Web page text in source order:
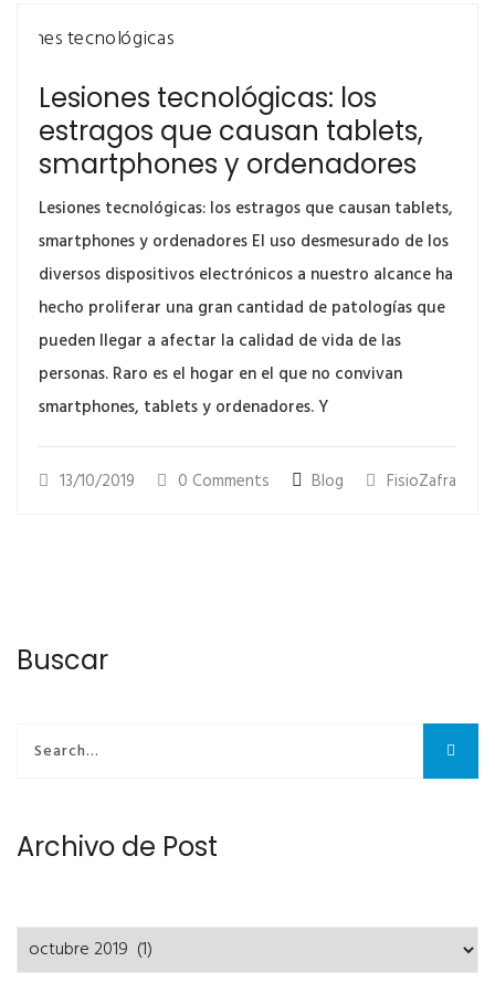
Lesiones tecnológicas: los
estragos que causan tablets,
smartphones y ordenadores
Lesiones tecnológicas: los estragos que causan tablets,
smartphones y ordenadores El uso desmesurado de los
diversos dispositivos electrónicos a nuestro alcance ha
hecho proliferar una gran cantidad de patologías que
pueden llegar a afectar la calidad de vida de las
personas. Raro es el hogar en el que no convivan
smartphones, tablets y ordenadores. Y
13/10/2019 0 Comments Blog FisioZafra
Buscar
Archivo de Post
Archivo
de
Post